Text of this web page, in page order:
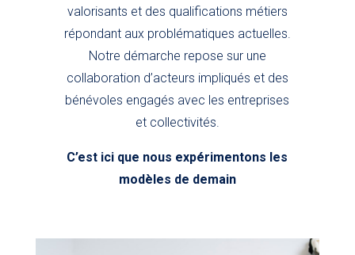
valorisants et des qualifications métiers
répondant aux problématiques actuelles.
Notre démarche repose sur une
collaboration d’acteurs impliqués et des
bénévoles engagés avec les entreprises
et collectivités.
C’est ici que nous expérimentons les
modèles de demain